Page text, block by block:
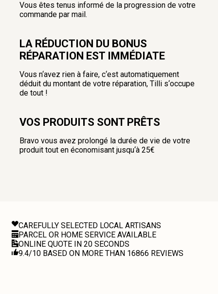
Vous êtes tenus informé de la progression de votre
commande par mail.
LA RÉDUCTION DU BONUS
RÉPARATION EST IMMÉDIATE
Vous n‘avez rien à faire, c‘est automatiquement
déduit du montant de votre réparation, Tilli s‘occupe
de tout !
VOS PRODUITS SONT PRÊTS
Bravo vous avez prolongé la durée de vie de votre
produit tout en économisant jusqu‘à 25€
CAREFULLY SELECTED LOCAL ARTISANS
PARCEL OR HOME SERVICE AVAILABLE
ONLINE QUOTE IN 20 SECONDS
9.4/10 BASED ON MORE THAN 16866 REVIEWS